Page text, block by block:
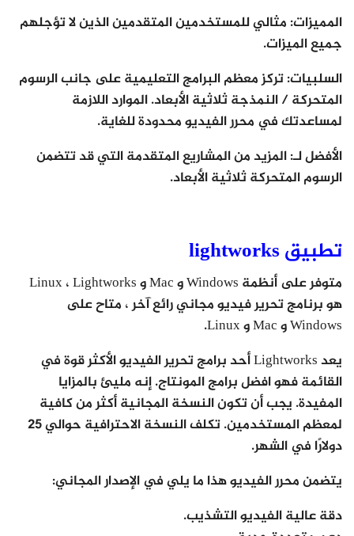
المميزات: مثالي للمستخدمين المتقدمين الذين لا تؤجلهم
جميع الميزات.
السلبيات: تركز معظم البرامج التعليمية على جانب الرسوم
المتحركة / النمذجة ثلاثية الأبعاد. الموارد اللازمة
لمساعدتك في محرر الفيديو محدودة للغاية.
الأفضل لـ: المزيد من المشاريع المتقدمة التي قد تتضمن
الرسوم المتحركة ثلاثية الأبعاد.
تطبيق lightworks
متوفر على أنظمة Windows و Mac و Linux ،
Lightworks
هو برنامج تحرير فيديو مجاني رائع آخر ، متاح على
Windows و Mac و Linux.
يعد Lightworks أحد برامج تحرير الفيديو الأكثر قوة في
القائمة فهو افضل برامج المونتاج. إنه مليئ بالمزايا
المفيدة. يجب أن تكون النسخة المجانية أكثر من كافية
لمعظم المستخدمين. تكلف النسخة الاحترافية حوالي 25
دولارًا في الشهر.
يتضمن محرر الفيديو هذا ما يلي في الإصدار المجاني:
دقة عالية الفيديو التشذيب.